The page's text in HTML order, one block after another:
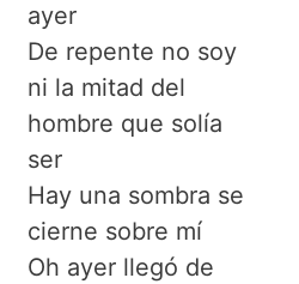
ayer
De repente no soy
ni la mitad del
hombre que solía
ser
Hay una sombra se
cierne sobre mí
Oh ayer llegó de